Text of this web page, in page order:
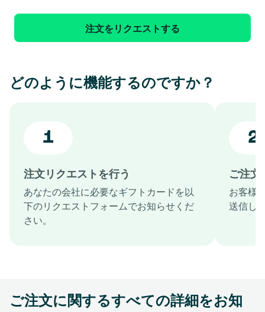
注文をリクエストする
どのように機能するのですか？
1
注文リクエストを行う
あなたの会社に必要なギフトカードを以
下のリクエストフォームでお知らせくだ
さい。
2
ご注文
お客様
送信し
ご注文に関するすべての詳細をお知